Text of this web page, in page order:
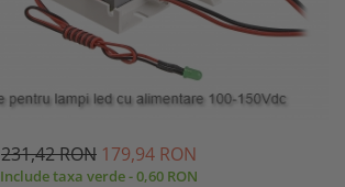
231,42 RON 179,94 RON
Include taxa verde - 0,60 RON